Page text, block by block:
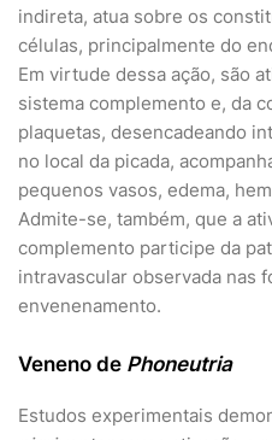
indireta, atua sobre os
células, principalmente do
Em virtude dessa ação, são
sistema complemento e, da
plaquetas, desencadeando
no local da picada,
pequenos vasos, edema,
Admite-se, também, que a
complemento participe da
intravascular observada nas
envenenamento.
Veneno de Phoneutria
Estudos experimentais